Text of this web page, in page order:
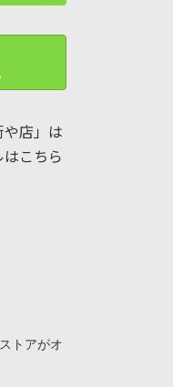
や店」は
こちら
トアがオ